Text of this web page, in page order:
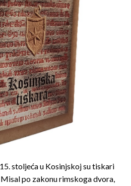
stoljeća u Kosinjskoj su tiskari
po zakonu rimskoga dvora,